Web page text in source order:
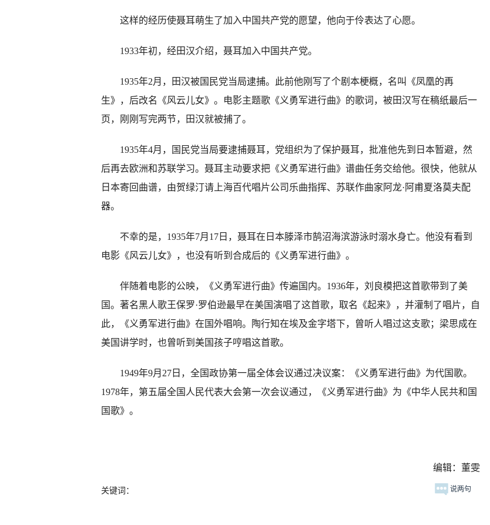
这样的经历使聂耳萌生了加入中国共产党的愿望，他向于伶表达了心愿。
1933年初，经田汉介绍，聂耳加入中国共产党。
1935年2月，田汉被国民党当局逮捕。此前他刚写了个剧本梗概，名叫《凤凰的再
生》，后改名《风云儿女》。电影主题歌《义勇军进行曲》的歌词，被田汉写在稿纸最后一
页，刚刚写完两节，田汉就被捕了。
1935年4月，国民党当局要逮捕聂耳，党组织为了保护聂耳，批准他先到日本暂避，然
后再去欧洲和苏联学习。聂耳主动要求把《义勇军进行曲》谱曲任务交给他。很快，他就从
日本寄回曲谱，由贺绿汀请上海百代唱片公司乐曲指挥、苏联作曲家阿龙·阿甫夏洛莫夫配
器。
不幸的是，1935年7月17日，聂耳在日本滕泽市鹄沼海滨游泳时溺水身亡。他没有看到
电影《风云儿女》，也没有听到合成后的《义勇军进行曲》。
伴随着电影的公映，《义勇军进行曲》传遍国内。1936年，刘良模把这首歌带到了美
国。著名黑人歌王保罗·罗伯逊最早在美国演唱了这首歌，取名《起来》，并灌制了唱片，自
此，《义勇军进行曲》在国外唱响。陶行知在埃及金字塔下，曾听人唱过这支歌；梁思成在
美国讲学时，也曾听到美国孩子哼唱这首歌。
1949年9月27日，全国政协第一届全体会议通过决议案：《义勇军进行曲》为代国歌。
1978年，第五届全国人民代表大会第一次会议通过，《义勇军进行曲》为《中华人民共和国
国歌》。
编辑：董雯
关键词： 说两句